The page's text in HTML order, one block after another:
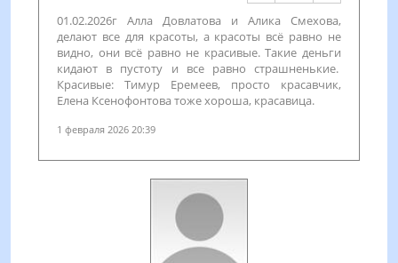
01.02.2026г Алла Довлатова и Алика Смехова,
делают все для красоты, а красоты всё равно не
видно, они всё равно не красивые. Такие деньги
кидают в пустоту и все равно страшненькие.
Красивые: Тимур Еремеев, просто красавчик,
Елена Ксенофонтова тоже хороша, красавица.
1 февраля 2026 20:39